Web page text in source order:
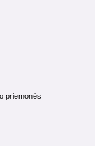
priemonės